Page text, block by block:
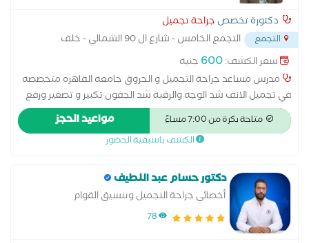
وأسعى باستمرار إلى تطوير مهاراتي من خلال التدريب المستمر
ومواكبة أحدث التقنيات العالمية في جراحات التجميل. أؤمن بأن نجاح
أي عملية تجميل لا يعتمد فقط على الجانب الجراحي، بل على الفهم
الدقيق لتناسق ملامح الوجه والجسم، ووضع خطة علاجية تناسب
احتياجات كل مريض للوصول إلى نتائج طبيعية وآمنة تحقق أعلى
درجات الرضا.
دكتورة تخصص جراحة تجميل
التجمع
التجمع الخامس - شارع ال 90 الشمالي - خلف
المستشفي الجوي...سعر الكشف:600 جنيه
مدرس مساعد جراحة التجميل و الحروق جامعه القاهره متخصصه
في تجميل الانف شد الوجه والرقبة شد الجفون تكبير و تصغير ورفع
الثدي شد البطن شفط الدهون ونحت القوام نحت الجسم بتقنيات
حديثة شد الذراعين والفخذين ترميم الثدي بعد الاستئصال علاج
التشوهات الخلقية و الاصابات ترميم الحروق والندبات جرحات اليد
متاحة بكرة من 7:00 مساءً مواعيد الحجز
الكشف باسبقية الحضور
دكتور حسام عبد اللطيف
أخصائي جراحة التجميل وتنسيق القوام
78